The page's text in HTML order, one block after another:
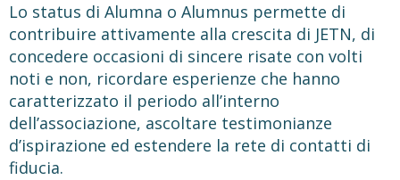
Lo status di Alumna o Alumnus permette di
contribuire attivamente alla crescita di JETN, di
concedere occasioni di sincere risate con volti
noti e non, ricordare esperienze che hanno
caratterizzato il periodo all’interno
dell’associazione, ascoltare testimonianze
d’ispirazione ed estendere la rete di contatti di
fiducia.